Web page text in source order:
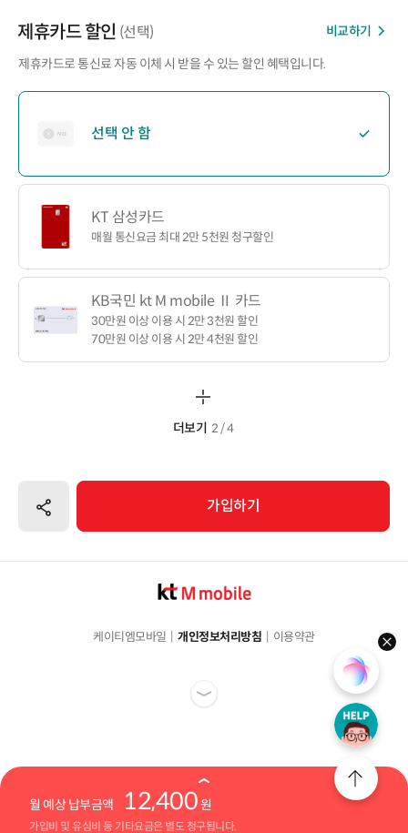
제휴카드 할인 (선택) 비교하기
제휴카드로 통신료 자동 이체 시 받을 수 있는 할인 혜택입니다.
선택 안 함
KT 삼성카드
매월 통신요금 최대 2만 5천원 청구할인
KB국민 kt M mobile Ⅱ 카드
30만원 이상 이용 시 2만 3천원 할인
70만원 이상 이용 시 2만 4천원 할인
더보기 2 / 4
공유하기 가입하기
월 예상 납부금액 12,400원
가입비 및 유심비 등 기타요금은 별도 청구됩니다.
케이티엠모바일 개인정보처리방침 이용약관 help